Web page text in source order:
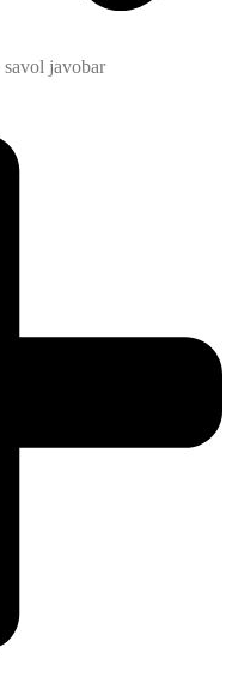
javobar